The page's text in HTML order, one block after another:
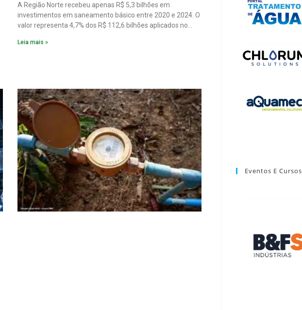
A Região Norte recebeu apenas R$ 5,3 bilhões em
investimentos em saneamento básico entre 2020 e 2024. O
valor representa 4,7% dos R$ 112,6 bilhões aplicados no
Trata Brasil em parceria com a GO Associados.
Leia mais »
Eventos E Cursos